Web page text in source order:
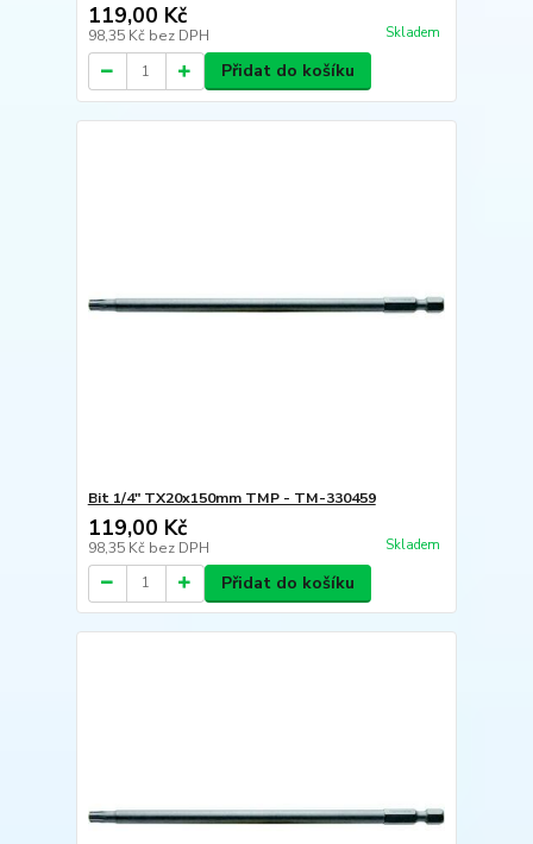
119,00 Kč
98,35 Kč bez DPH Skladem
Přidat do košíku
Bit 1/4" TX20x150mm TMP - TM-330459
119,00 Kč
98,35 Kč bez DPH Skladem
Přidat do košíku